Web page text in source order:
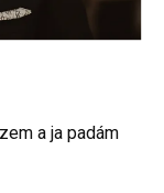
a ja padám